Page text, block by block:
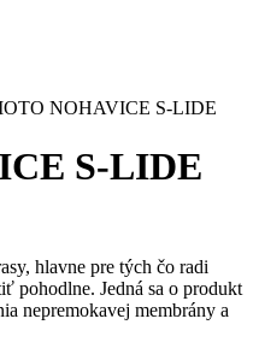
NOHAVICE S-LIDE
S-LIDE
hlavne pre tých čo radi
pohodlne. Jedná sa o produkt
nepremokavej membrány a